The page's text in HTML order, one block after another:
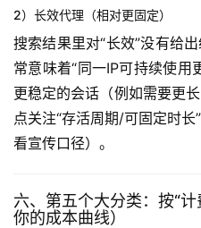
2）长效代理（相对更固定）
搜索结果里对“长效”没有给
常意味着“同一IP可持续使用
更稳定的会话（例如需要更
点关注“存活周期/可固定时
看宣传口径）。
六、第五个大分类：按“
你的成本曲线）